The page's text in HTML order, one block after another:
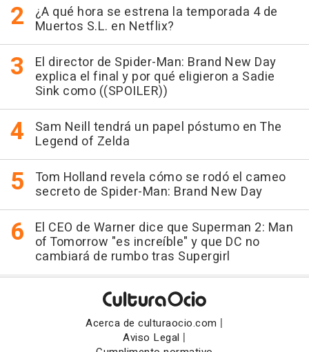
¿A qué hora se estrena la temporada 4 de
Muertos S.L. en Netflix?
El director de Spider-Man: Brand New Day
explica el final y por qué eligieron a Sadie
Sink como ((SPOILER))
Sam Neill tendrá un papel póstumo en The
Legend of Zelda
Tom Holland revela cómo se rodó el cameo
secreto de Spider-Man: Brand New Day
El CEO de Warner dice que Superman 2: Man
of Tomorrow "es increíble" y que DC no
cambiará de rumbo tras Supergirl
Acerca de culturaocio.com |
Aviso Legal |